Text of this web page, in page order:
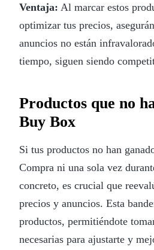
Ventaja: Al marcar estos
optimizar tus precios,
anuncios no están
tiempo, siguen siendo
Productos que no
Buy Box
Si tus productos no han
Compra ni una sola vez
concreto, es crucial que
precios y anuncios. Esta
productos, permitiéndote
necesarias para ajustarte y